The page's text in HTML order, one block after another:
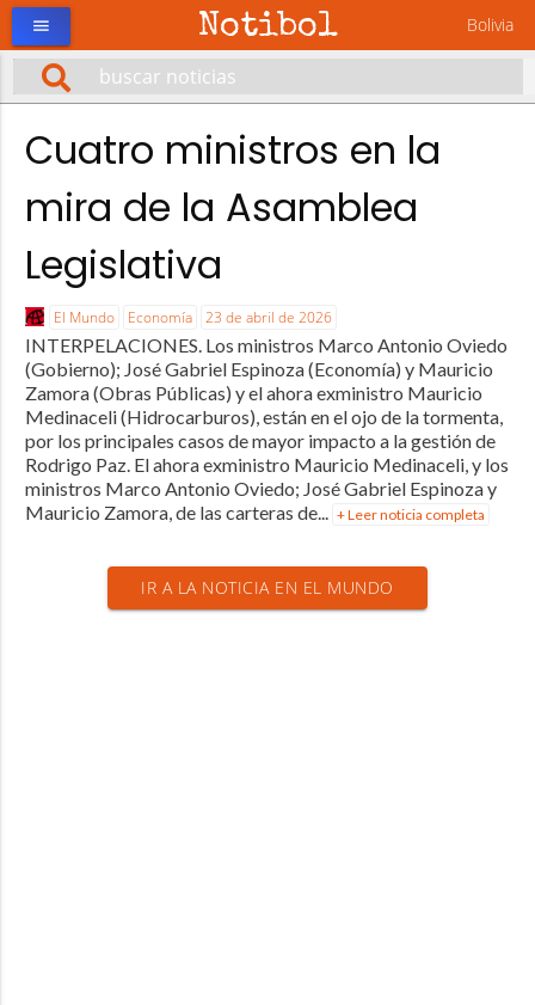
Notibol Bolivia
menu
Cuatro ministros en la
mira de la Asamblea
Legislativa
El Mundo Economía 23 de abril de 2026
INTERPELACIONES. Los ministros Marco Antonio Oviedo
(Gobierno); José Gabriel Espinoza (Economía) y Mauricio
Zamora (Obras Públicas) y el ahora exministro Mauricio
Medinaceli (Hidrocarburos), están en el ojo de la tormenta,
por los principales casos de mayor impacto a la gestión de
Rodrigo Paz. El ahora exministro Mauricio Medinaceli, y los
ministros Marco Antonio Oviedo; José Gabriel Espinoza y
Mauricio Zamora, de las carteras de... + Leer noticia completa
IR A LA NOTICIA EN EL MUNDO